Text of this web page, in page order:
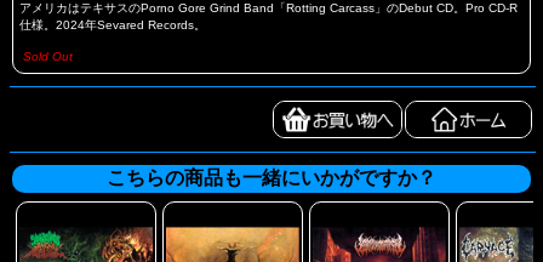
アメリカはテキサスのPorno Gore Grind Band「Rotting Carcass」のDebut CD。Pro CD-R
仕様。2024年Sevared Records。
Sold Out
こちらの商品も一緒にいかがですか？